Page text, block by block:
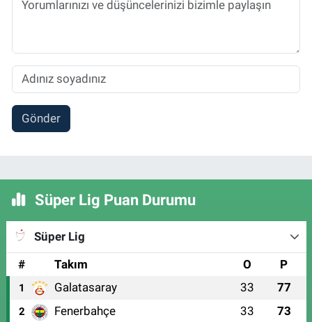
Gönder
Süper Lig Puan Durumu
Süper Lig
#
Takım O P
1 Galatasaray 33 77
2 Fenerbahçe 33 73